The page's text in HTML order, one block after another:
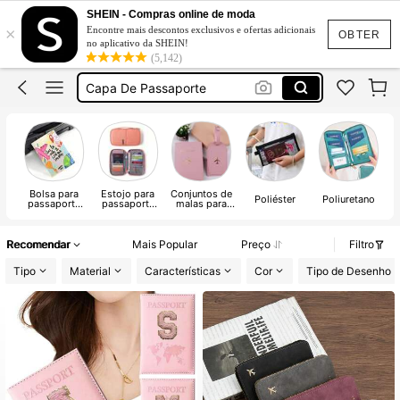
OBTER
×
SHEIN - Compras online de moda
Encontre mais descontos exclusivos e ofertas adicionais
no aplicativo da SHEIN!
(5,142)
Capa Passaporte
Viagem
Capa De Passaporte
Capa Para Passaporte
Capa Passaporte
Bolsa para
passaporte
Estojo para
passaporte
Conjuntos de
malas para Poliéster Poliuretano
Recomendar Mais Popular Preço
Filtro
Tipo
Material Características Cor Tipo de Desenho